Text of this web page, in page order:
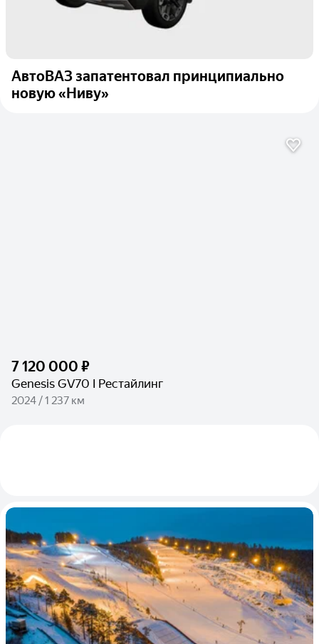
АвтоВАЗ запатентовал принципиально
новую «Ниву»
7 120 000 ₽
Genesis GV70 I Рестайлинг
2024 / 1 237 км